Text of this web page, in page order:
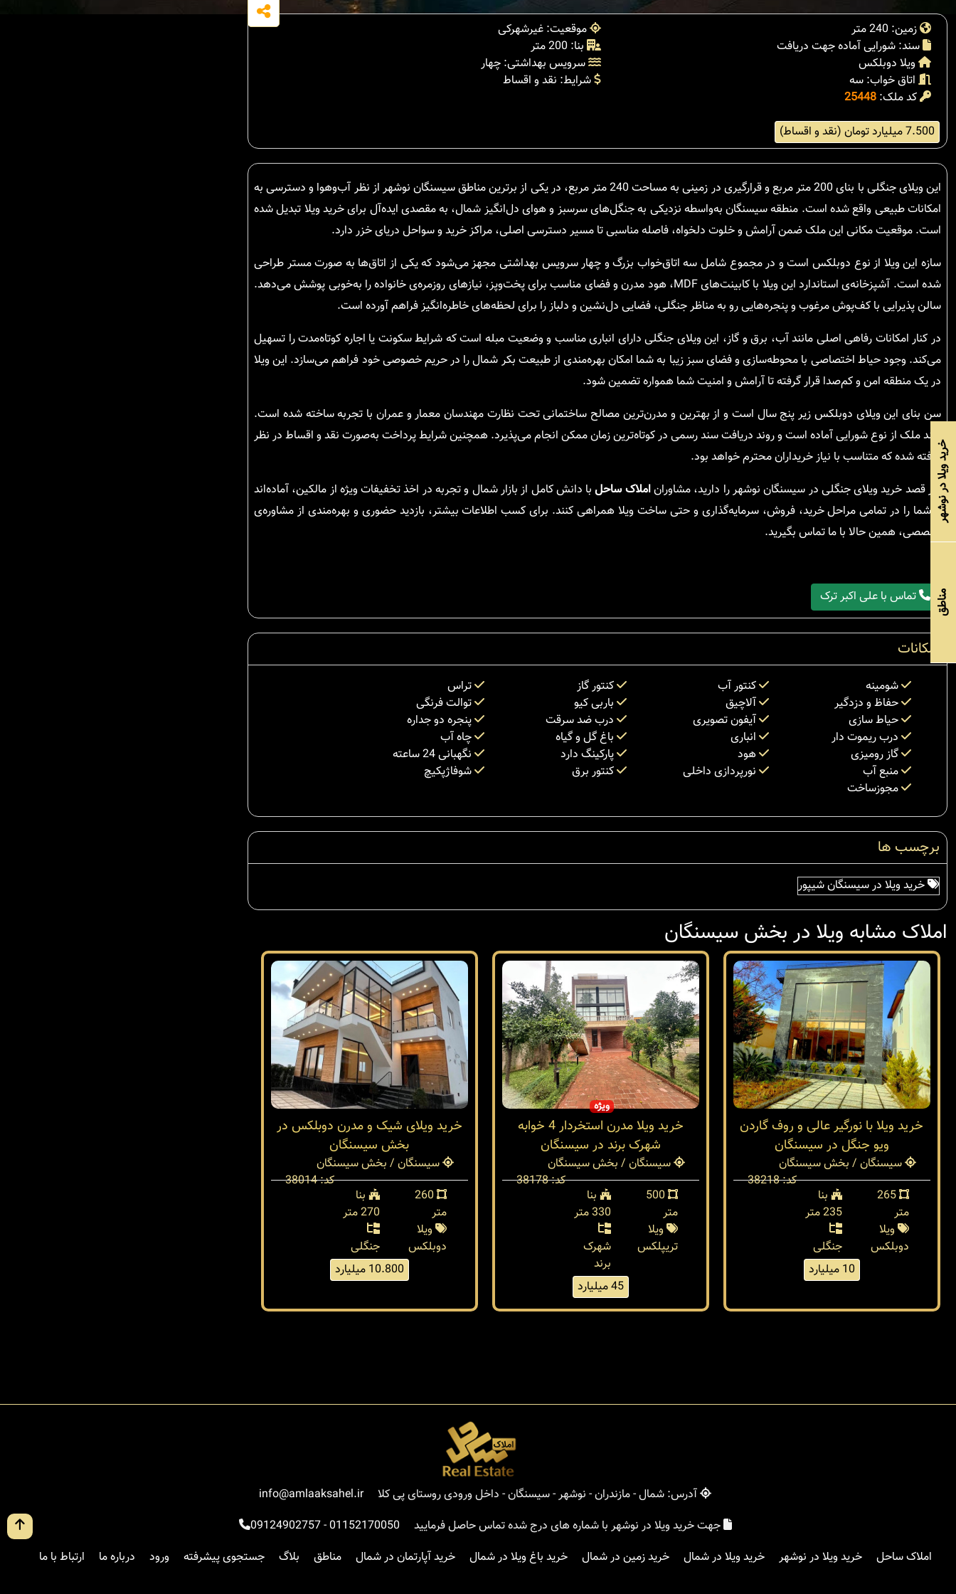
زمین: 240 متر
موقعیت: غیرشهرکی
سند: شورایی آماده جهت دریافت
بنا: 200 متر
ویلا دوبلکس
سرویس بهداشتی: چهار
اتاق خواب: سه
شرایط: نقد و اقساط
کد ملک: 25448
7.500 میلیارد تومان (نقد و اقساط)
این ویلای جنگلی با بنای 200 متر مربع و قرارگیری در زمینی به مساحت 240 متر مربع، در یکی از برترین مناطق سیسنگان نوشهر از نظر آب‌وهوا و دسترسی به
امکانات طبیعی واقع شده است. منطقه سیسنگان به‌واسطه نزدیکی به جنگل‌های سرسبز و هوای دل‌انگیز شمال، به مقصدی ایده‌آل برای خرید ویلا تبدیل شده
است. موقعیت مکانی این ملک ضمن آرامش و خلوت دلخواه، فاصله مناسبی تا مسیر دسترسی اصلی، مراکز خرید و سواحل دریای خزر دارد.
سازه این ویلا از نوع دوبلکس است و در مجموع شامل سه اتاق‌خواب بزرگ و چهار سرویس بهداشتی مجهز می‌شود که یکی از اتاق‌ها به صورت مستر طراحی
شده است. آشپزخانه‌ی استاندارد این ویلا با کابینت‌های MDF، هود مدرن و فضای مناسب برای پخت‌وپز، نیازهای روزمره‌ی خانواده را به‌خوبی پوشش می‌دهد.
سالن پذیرایی با کف‌پوش مرغوب و پنجره‌هایی رو به مناظر جنگلی، فضایی دل‌نشین و دلباز را برای لحظه‌های خاطره‌انگیز فراهم آورده است.
در کنار امکانات رفاهی اصلی مانند آب، برق و گاز، این ویلای جنگلی دارای انباری مناسب و وضعیت مبله است که شرایط سکونت یا اجاره کوتاه‌مدت را تسهیل
می‌کند. وجود حیاط اختصاصی با محوطه‌سازی و فضای سبز زیبا به شما امکان بهره‌مندی از طبیعت بکر شمال را در حریم خصوصی خود فراهم می‌سازد. این ویلا
در یک منطقه امن و کم‌صدا قرار گرفته تا آرامش و امنیت شما همواره تضمین شود.
سن بنای این ویلای دوبلکس زیر پنج سال است و از بهترین و مدرن‌ترین مصالح ساختمانی تحت نظارت مهندسان معمار و عمران با تجربه ساخته شده است.
سند ملک از نوع شورایی آماده است و روند دریافت سند رسمی در کوتاه‌ترین زمان ممکن انجام می‌پذیرد. همچنین شرایط پرداخت به‌صورت نقد و اقساط در نظر
گرفته شده که متناسب با نیاز خریداران محترم خواهد بود.
اگر قصد خرید ویلای جنگلی در سیسنگان نوشهر را دارید، مشاوراناملاک ساحلبا دانش کامل از بازار شمال و تجربه در اخذ تخفیفات ویژه از مالکین، آماده‌اند
تا شما را در تمامی مراحل خرید، فروش، سرمایه‌گذاری و حتی ساخت ویلا همراهی کنند. برای کسب اطلاعات بیشتر، بازدید حضوری و بهره‌مندی از مشاوره‌ی
تخصصی، همین حالا با ما تماس بگیرید.
تماس با علی اکبر ترک
امکانات
شومینه کنتور آب کنتور گاز
تراس
حفاظ و دزدگیر
آلاچیق باربی کیو
توالت فرنگی
حیاط سازی
آیفون تصویری درب ضد سرقت
پنجره دو جداره
درب ریموت دار
انباری باغ گل و گیاه
چاه آب
گاز رومیزی
هود پارکینگ دارد
نگهبانی 24 ساعته
منبع آب
نورپردازی داخلی کنتور برق
شوفاژپکیچ
مجوزساخت
برچسب ها
خرید ویلا در سیسنگان شیپور
املاک مشابه ویلا در بخش سیسنگان
خرید ویلا با نورگیر عالی و روف گاردن
ویو جنگل در سیسنگان
سیسنگان / بخش سیسنگان
کد: 38218
265
متر
بنا
235 متر
ویلا
دوبلکس
جنگلی
10 میلیارد
ویژه
خرید ویلا مدرن استخردار 4 خوابه
شهرک برند در سیسنگان
سیسنگان / بخش سیسنگان
کد: 38178
500
متر
بنا
330 متر
ویلا
تریپلکس
شهرک
برند
45 میلیارد
خرید ویلای شیک و مدرن دوبلکس در
بخش سیسنگان
سیسنگان / بخش سیسنگان
کد: 38014
260
متر
بنا
270 متر
ویلا
دوبلکس
جنگلی
10.800 میلیارد
آدرس: شمال - مازندران - نوشهر - سیسنگان - داخل ورودی روستای پی کلا
info@amlaaksahel.ir
جهت خرید ویلا در نوشهر با شماره های درج شده تماس حاصل فرمایید
01152170050
-
09124902757
املاک ساحل
خرید ویلا در نوشهر خرید ویلا در شمال خرید زمین در شمال خرید باغ ویلا در شمال خرید آپارتمان در شمال مناطق بلاگ جستجوی پیشرفته ورود درباره ما ارتباط با ما
خرید ویلا در نوشهر
مناطق